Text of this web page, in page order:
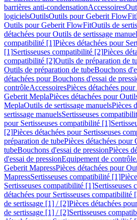
barrières anti-condensationAccessoires
logicielsOutilsOutils pour Geberit FlowFit
Outils pour Geberit FlowFitOutils de
détachées pour Outils de sertissage
compatibilité [1]Pièces détachées pour
[1]Sertisseuses compatibilité [2]Pièces
compatibilité [2]Outils de préparation de
Outils de préparation de tubeBouchons
détachées pour Bouchons d'essai de
contrôleAccessoiresPièces détachées
Geberit MeplaPièces détachées pour
MeplaOutils de sertissage manuelsPièces
sertissage manuelsSertisseuses
pour Sertisseuses compatibilité [1]
[2]Pièces détachées pour Sertisseuses
préparation de tubePièces détachées
tubeBouchons d'essai de pressionPièces
d'essai de pressionEquipement de contrôle
Geberit MapressPièces détachées pour
MapressSertisseuses compatibilité [1]
Sertisseuses compatibilité [1]Sertisseuses
détachées pour Sertisseuses compatibilité
de sertissage [1] / [2]Pièces détachées
de sertissage [1] / [2]Sertisseuses